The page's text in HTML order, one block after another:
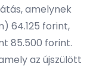
amelynek
64.125 forint,
85.500 forint.
az újszülött